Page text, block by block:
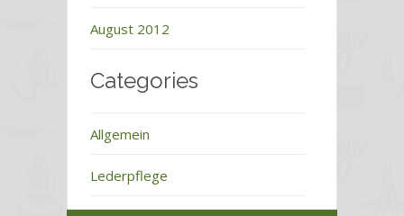
August 2012
Categories
Allgemein
Lederpflege